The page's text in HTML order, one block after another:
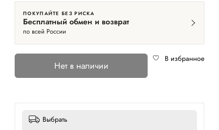
ПОКУПАЙТЕ БЕЗ РИСКА
Бесплатный обмен и возврат
по всей России
Нет в наличии
В избранное
Выбрать